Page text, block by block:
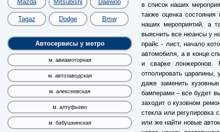
Mazda Mitsubishi Daewoo
Tagaz Dodge Bmw
Автосервисы у метро
м. авиамоторная
м. автозаводская
м. алексеевская
м. алтуфьево
м. бабушкинская
в список наших
также оценка
наших мероприятий, а
выяснить все нюансы у
прайс - лист, начало
автомобиля, а в конце
и сварке
отполировать царапины,
даже заменить
бамперами – все будет
заходит о кузовном
стекла или регулировка
или же найти новые